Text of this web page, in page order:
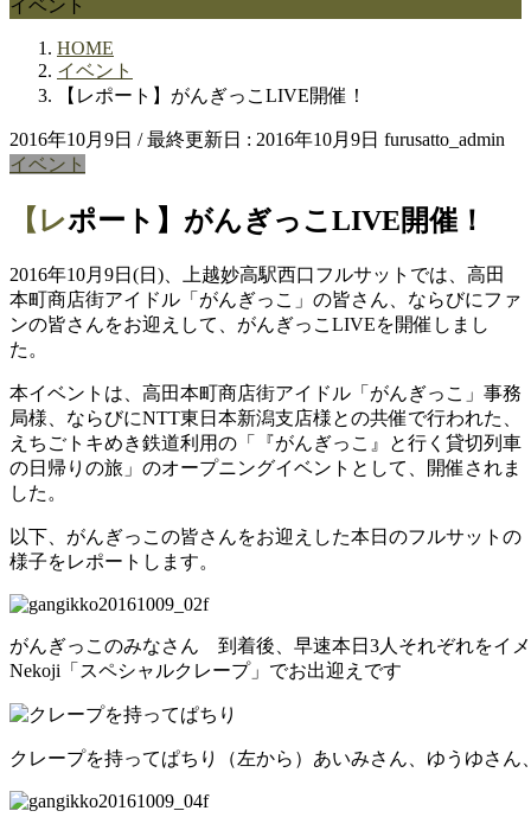
イベント
HOME
イベント
【レポート】がんぎっこLIVE開催！
2016年10月9日 / 最終更新日 : 2016年10月9日 furusatto_admin
イベント
【レポート】がんぎっこLIVE開催！
2016年10月9日(日)、上越妙高駅西口フルサットでは、高田
本町商店街アイドル「がんぎっこ」の皆さん、ならびにファ
ンの皆さんをお迎えして、がんぎっこLIVEを開催しまし
た。
本イベントは、高田本町商店街アイドル「がんぎっこ」事務
局様、ならびにNTT東日本新潟支店様との共催で行われた、
えちごトキめき鉄道利用の「『がんぎっこ』と行く貸切列車
の日帰りの旅」のオープニングイベントとして、開催されま
した。
以下、がんぎっこの皆さんをお迎えした本日のフルサットの
様子をレポートします。
がんぎっこのみなさん 到着後、早速本日3人それぞれをイメ
Nekoji「スペシャルクレープ」でお出迎えです
クレープを持ってぱちり（左から）あいみさん、ゆうゆさん